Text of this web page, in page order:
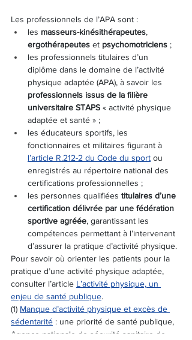
Les professionnels de l’APA sont :
les masseurs-kinésithérapeutes,
ergothérapeutes et psychomotriciens ;
les professionnels titulaires d’un
diplôme dans le domaine de l’activité
physique adaptée (APA), à savoir les
professionnels issus de la filière
universitaire STAPS « activité physique
adaptée et santé » ;
les éducateurs sportifs, les
fonctionnaires et militaires figurant à
l’article R.212-2 du Code du sport ou
enregistrés au répertoire national des
certifications professionnelles ;
les personnes qualifiées titulaires d’une
certification délivrée par une fédération
sportive agréée, garantissant les
compétences permettant à l’intervenant
d’assurer la pratique d’activité physique.
Pour savoir où orienter les patients pour la
pratique d’une activité physique adaptée,
consulter l’article L’activité physique, un
enjeu de santé publique.
(1) Manque d’activité physique et excès de
sédentarité : une priorité de santé publique,
Agence nationale de sécurité sanitaire de